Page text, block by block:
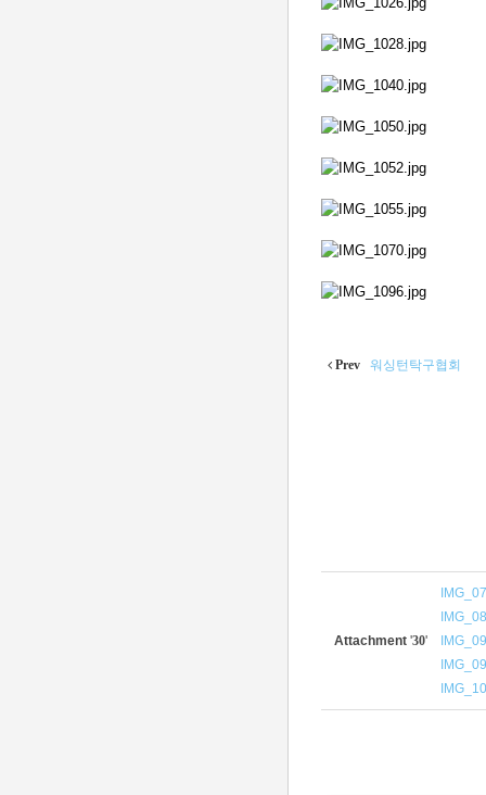
Prev 워싱턴탁구협회
Attachment '30'